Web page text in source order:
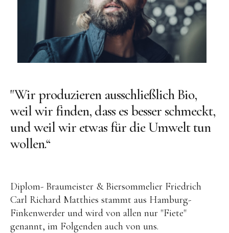
"Wir produzieren ausschließlich Bio,
weil wir finden, dass es besser schmeckt,
und weil wir etwas für die Umwelt tun
wollen.“
Diplom- Braumeister & Biersommelier Friedrich
Carl Richard Matthies stammt aus Hamburg-
Finkenwerder und wird von allen nur "Fiete"
genannt, im Folgenden auch von uns.